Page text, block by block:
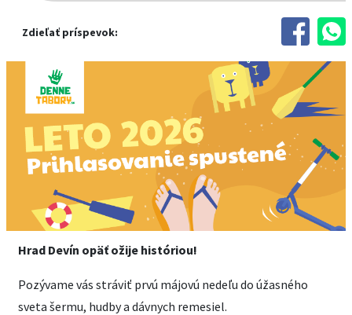
Zdieľať príspevok:
Hrad Devín opäť ožije históriou!
Pozývame vás stráviť prvú májovú nedeľu do úžasného
sveta šermu, hudby a dávnych remesiel.